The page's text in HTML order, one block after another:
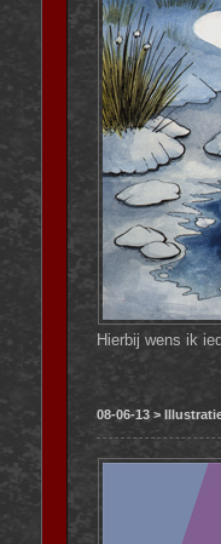
Hierbij wens ik
08-06-13 >